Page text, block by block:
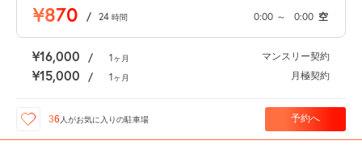
¥870 / 24 時間 0:00 ～ 0:00 空
¥16,000 / 1ヶ月 マンスリー契約
¥15,000 / 1ヶ月 月極契約
36 人がお気に入りの駐車場 予約へ